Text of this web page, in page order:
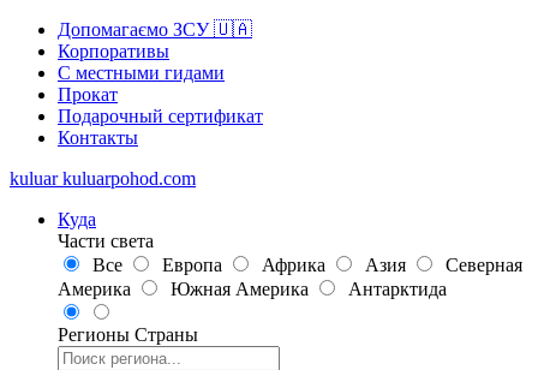
Допомагаємо ЗСУ 🇺🇦
Корпоративы
С местными гидами
Прокат
Подарочный сертификат
Контакты
kuluar kuluarpohod.com
Куда
Части света
Все
Европа Африка Азия
Северная
Америка
Южная Америка Антарктида
Регионы Страны